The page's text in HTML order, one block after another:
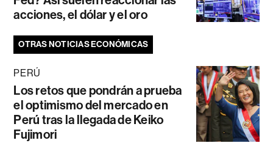
acciones, el dólar y el oro
OTRAS NOTICIAS ECONÓMICAS
PERÚ
Los retos que pondrán a prueba
el optimismo del mercado en
Perú tras la llegada de Keiko
Fujimori